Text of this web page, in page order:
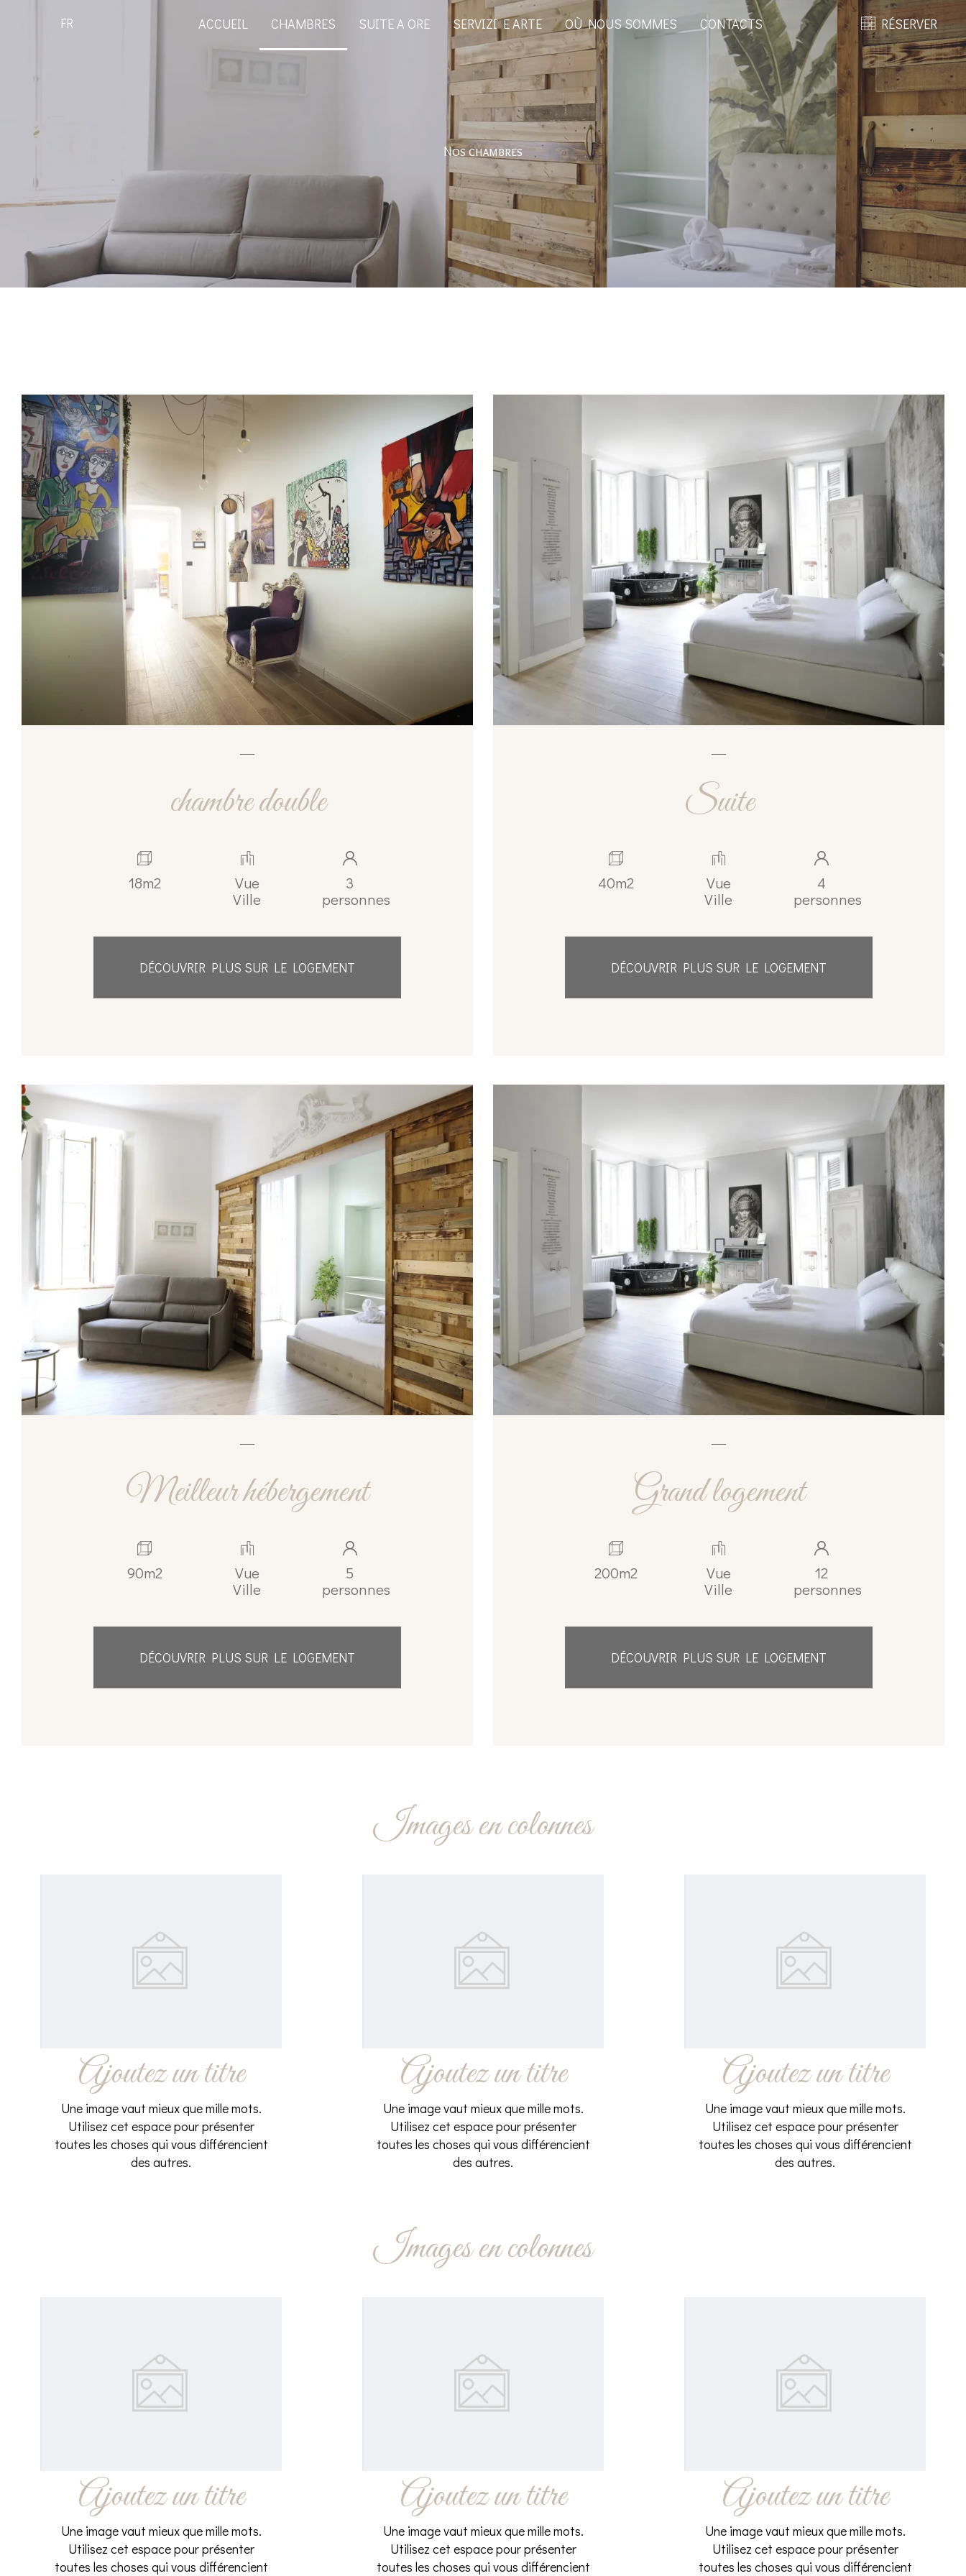
FR ACCUEIL CHAMBRES SUITE A ORE SERVIZI E ARTE OÙ NOUS SOMMES CONTACTS RÉSERVER
Nos chambres
chambre double
18m2
Vue
Ville
3
personnes
DÉCOUVRIR PLUS SUR LE LOGEMENT
Suite
40m2
Vue
Ville
4
personnes
DÉCOUVRIR PLUS SUR LE LOGEMENT
Meilleur hébergement
90m2
Vue
Ville
5
personnes
DÉCOUVRIR PLUS SUR LE LOGEMENT
Grand logement
200m2
Vue
Ville
12
personnes
DÉCOUVRIR PLUS SUR LE LOGEMENT
Images en colonnes
Ajoutez un titre
Une image vaut mieux que mille mots.
Utilisez cet espace pour présenter
toutes les choses qui vous différencient
des autres.
Ajoutez un titre
Une image vaut mieux que mille mots.
Utilisez cet espace pour présenter
toutes les choses qui vous différencient
des autres.
Ajoutez un titre
Une image vaut mieux que mille mots.
Utilisez cet espace pour présenter
toutes les choses qui vous différencient
des autres.
Images en colonnes
Ajoutez un titre
Une image vaut mieux que mille mots.
Utilisez cet espace pour présenter
toutes les choses qui vous différencient
Ajoutez un titre
Une image vaut mieux que mille mots.
Utilisez cet espace pour présenter
toutes les choses qui vous différencient
Ajoutez un titre
Une image vaut mieux que mille mots.
Utilisez cet espace pour présenter
toutes les choses qui vous différencient